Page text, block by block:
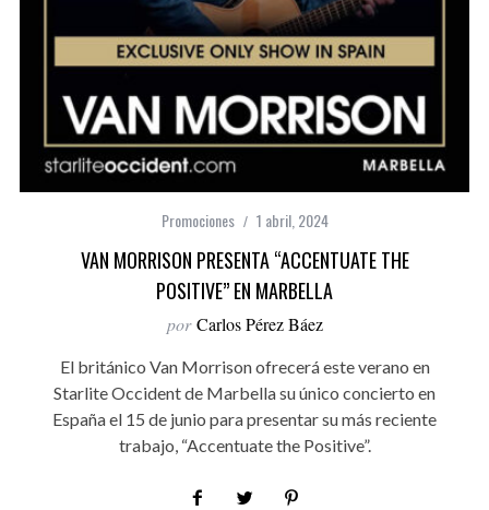
Promociones 1 abril, 2024
VAN MORRISON PRESENTA “ACCENTUATE THE
POSITIVE” EN MARBELLA
por Carlos Pérez Báez
El británico Van Morrison ofrecerá este verano en
Starlite Occident de Marbella su único concierto en
España el 15 de junio para presentar su más reciente
trabajo, “Accentuate the Positive”.